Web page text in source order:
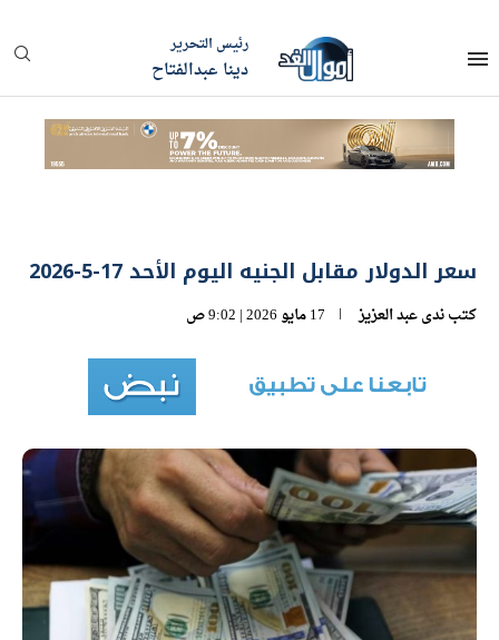
رئيس التحرير
دينا عبدالفتاح
سعر الدولار مقابل الجنيه اليوم الأحد 17-5-2026
كتبندى عبد العزيز 17 مايو 2026 | 9:02 ص